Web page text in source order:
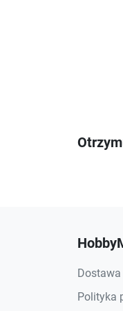
Dostawa
Polityka